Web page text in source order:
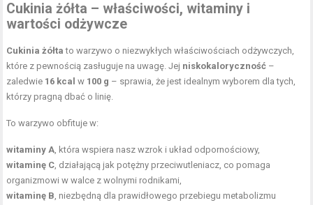
Cukinia żółta – właściwości, witaminy i
wartości odżywcze
Cukinia żółta to warzywo o niezwykłych właściwościach odżywczych,
które z pewnością zasługuje na uwagę. Jej niskokaloryczność –
zaledwie 16 kcal w 100 g – sprawia, że jest idealnym wyborem dla tych,
którzy pragną dbać o linię.
To warzywo obfituje w:
witaminy A, która wspiera nasz wzrok i układ odpornościowy,
witaminę C, działającą jak potężny przeciwutleniacz, co pomaga
organizmowi w walce z wolnymi rodnikami,
witaminę B, niezbędną dla prawidłowego przebiegu metabolizmu